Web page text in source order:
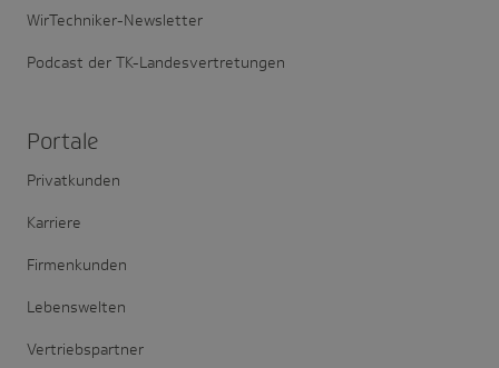
WirTechniker-Newsletter
Podcast der TK-Landesvertretungen
Portale
Privatkunden
Karriere
Firmenkunden
Lebenswelten
Vertriebspartner